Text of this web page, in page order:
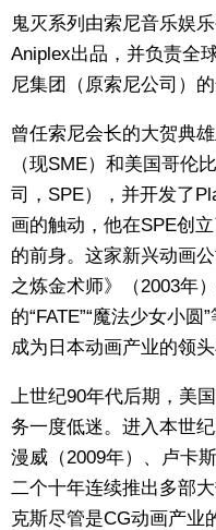
鬼灭系列由索尼音乐娱
Aniplex出品，并负责全
尼集团（原索尼公司）
曾任索尼会长的大贺典
（现SME）和美国哥伦
司，SPE），并开发了
画的触动，他在SPE创
的前身。这家新兴动画
之炼金术师》（2003年
的“FATE”“魔法少女小
成为日本动画产业的领头
上世纪90年代后期，美
务一度低迷。进入本世
漫威（2009年）、卢卡
二个十年连续推出多部
克斯尽管是CG动画产业